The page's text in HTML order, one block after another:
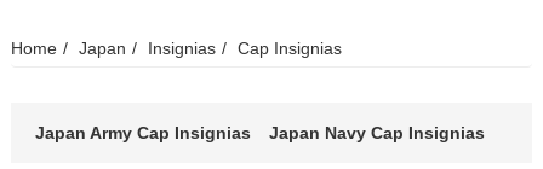
Home Japan Insignias Cap Insignias
Japan Army Cap Insignias Japan Navy Cap Insignias